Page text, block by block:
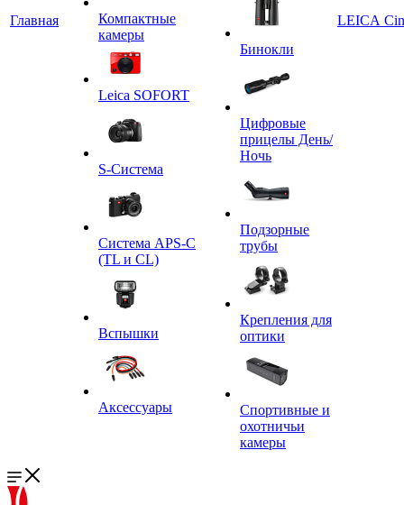
Главная
Компактные
камеры
Leica SOFORT
S-Система
Система APS-C
(TL и CL)
Вспышки
Аксессуары
Бинокли
Цифровые
прицелы День/
Ночь
Подзорные
трубы
Крепления для
оптики
Спортивные и
охотничьи
камеры
LEICA